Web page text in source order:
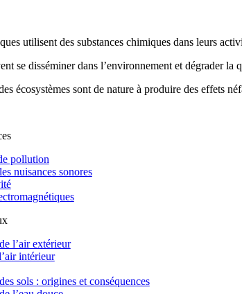
utilisent des substances chimiques dans leurs
se disséminer dans l’environnement et dégrader la
écosystèmes sont de nature à produire des effets
pollution
nuisances sonores
l’air extérieur
intérieur
sols : origines et conséquences